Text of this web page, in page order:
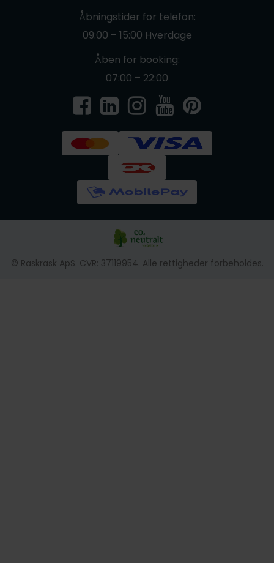
Åbningstider for telefon:
09:00 – 15:00 Hverdage
Åben for booking:
07:00 – 22:00
© Raskrask ApS. CVR: 37119954. Alle rettigheder forbeholdes.